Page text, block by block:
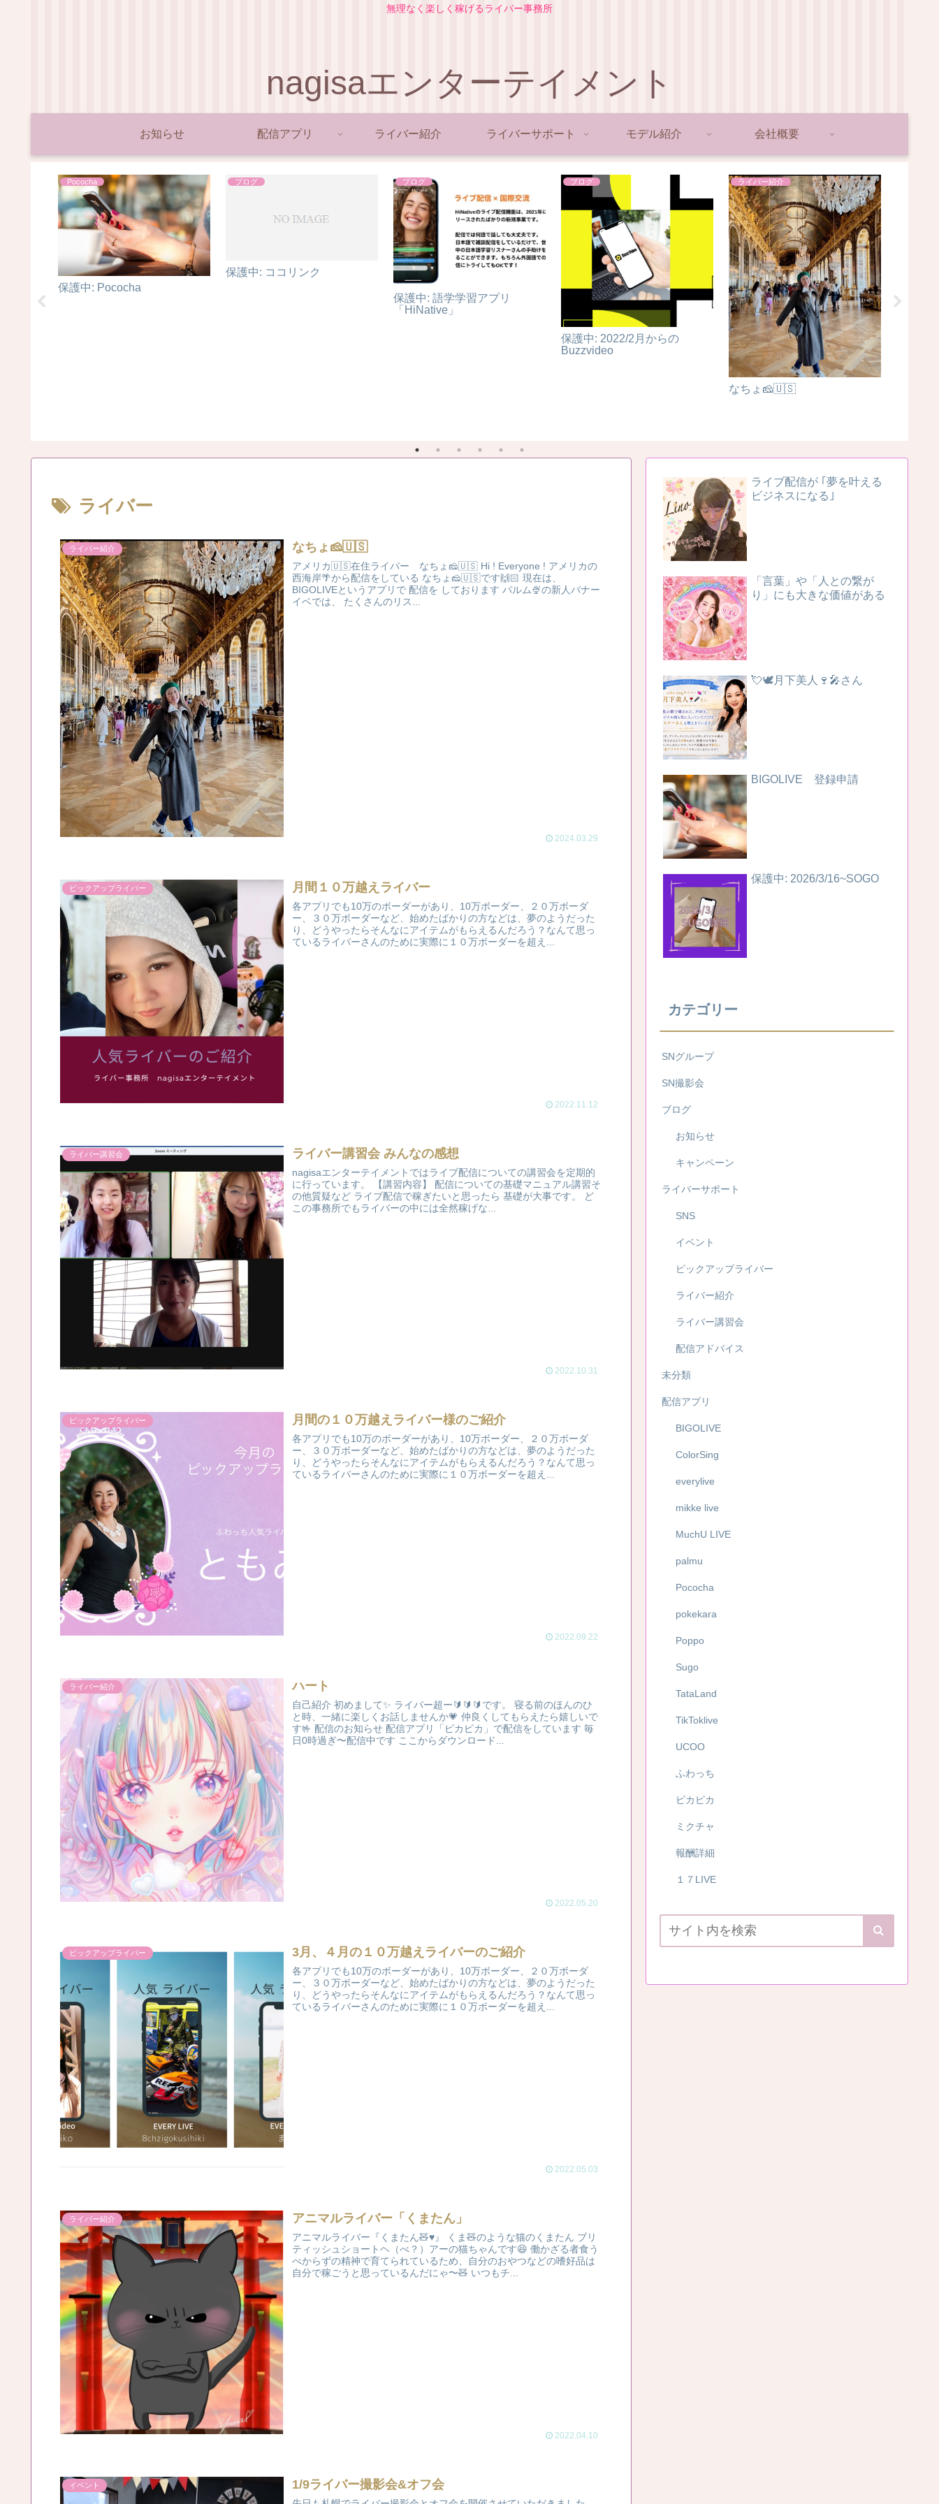
無理なく楽しく稼げるライバー事務所
nagisaエンターテイメント
お知らせ 配信アプリ ライバー紹介 ライバーサポート モデル紹介 会社概要
Pococha
保護中: Pococha
ブログ
保護中: ココリンク
ブログ
保護中: 語学学習アプリ
「HiNative」
ブログ
保護中: 2022/2月からの
Buzzvideo
ライバー紹介
なちょ🧀🇺🇸
ライバー
ライバー紹介 なちょ🧀🇺🇸
アメリカ🇺🇸在住ライバー なちょ🧀🇺🇸 Hi ! Everyone ! アメリカの
西海岸🌴から配信をしている なちょ🧀🇺🇸です🙌🏻 現在は、
BIGOLIVEというアプリで 配信を しております パルム🍨の新人バナー
イベでは、 たくさんのリス...
2024.03.29
ピックアップライバー 月間１０万越えライバー
各アプリでも10万のボーダーがあり、10万ボーダー、２０万ボーダ
ー、３０万ボーダーなど、始めたばかりの方などは、夢のようだった
り、どうやったらそんなにアイテムがもらえるんだろう？なんて思っ
ているライバーさんのために実際に１０万ボーダーを超え...
2022.11.12
ライバー講習会 ライバー講習会 みんなの感想
nagisaエンターテイメントではライブ配信についての講習会を定期的
に行っています。 【講習内容】 配信についての基礎マニュアル講習そ
の他質疑など ライブ配信で稼ぎたいと思ったら 基礎が大事です。 ど
この事務所でもライバーの中には全然稼げな...
2022.10.31
ピックアップライバー 月間の１０万越えライバー様のご紹介
各アプリでも10万のボーダーがあり、10万ボーダー、２０万ボーダ
ー、３０万ボーダーなど、始めたばかりの方などは、夢のようだった
り、どうやったらそんなにアイテムがもらえるんだろう？なんて思っ
ているライバーさんのために実際に１０万ボーダーを超え...
2022.09.22
ライバー紹介 ハート
自己紹介 初めまして✨ ライバー超ー🔰🔰🔰です。 寝る前のほんのひ
と時、一緒に楽しくお話しませんか💗 仲良くしてもらえたら嬉しいで
す🤟 配信のお知らせ 配信アプリ「ピカピカ」で配信をしています 毎
日0時過ぎ〜配信中です ここからダウンロード...
2022.05.20
ピックアップライバー 3月、４月の１０万越えライバーのご紹介
各アプリでも10万のボーダーがあり、10万ボーダー、２０万ボーダ
ー、３０万ボーダーなど、始めたばかりの方などは、夢のようだった
り、どうやったらそんなにアイテムがもらえるんだろう？なんて思っ
ているライバーさんのために実際に１０万ボーダーを超え...
2022.05.03
ライバー紹介 アニマルライバー「くまたん」
アニマルライバー『くまたん🧸♥️』 くま🧸のような猫のくまたん ブリ
ティッシュショートヘ（べ？）アーの猫ちゃんです😆 働かざる者食う
べからずの精神で育てられているため、自分のおやつなどの嗜好品は
自分で稼ごうと思っているんだにゃ〜🧸 いつもチ...
2022.04.10
イベント 1/9ライバー撮影会&オフ会
ライブ配信が ｢夢を叶える
ビジネスになる｣
「言葉」や「人との繋が
り」にも大きな価値がある
💘🕊️月下美人🍷🎤さん
BIGOLIVE 登録申請
保護中: 2026/3/16~SOGO
カテゴリー
SNグループ
SN撮影会
ブログ
お知らせ
キャンペーン
ライバーサポート
SNS
イベント
ピックアップライバー
ライバー紹介
ライバー講習会
配信アドバイス
未分類
配信アプリ
BIGOLIVE
ColorSing
everylive
mikke live
MuchU LIVE
palmu
Pococha
pokekara
Poppo
Sugo
TataLand
TikToklive
UCOO
ふわっち
ピカピカ
ミクチャ
報酬詳細
１７LIVE